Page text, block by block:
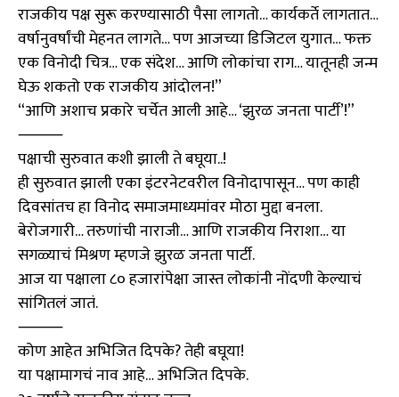
राजकीय पक्ष सुरू करण्यासाठी पैसा लागतो… कार्यकर्ते लागतात…
वर्षानुवर्षांची मेहनत लागते… पण आजच्या डिजिटल युगात… फक्त
एक विनोदी चित्र… एक संदेश… आणि लोकांचा राग… यातूनही जन्म
घेऊ शकतो एक राजकीय आंदोलन!”
“आणि अशाच प्रकारे चर्चेत आली आहे… ‘झुरळ जनता पार्टी’!”
⸻
पक्षाची सुरुवात कशी झाली ते बघूया..!
ही सुरुवात झाली एका इंटरनेटवरील विनोदापासून… पण काही
दिवसांतच हा विनोद समाजमाध्यमांवर मोठा मुद्दा बनला.
बेरोजगारी… तरुणांची नाराजी… आणि राजकीय निराशा… या
सगळ्याचं मिश्रण म्हणजे झुरळ जनता पार्टी.
आज या पक्षाला ८० हजारांपेक्षा जास्त लोकांनी नोंदणी केल्याचं
सांगितलं जातं.
⸻
कोण आहेत अभिजित दिपके? तेही बघूया!
या पक्षामागचं नाव आहे… अभिजित दिपके.